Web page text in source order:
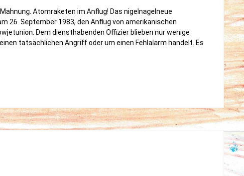
Atomraketen im Anflug! Das nigelnagelneue
26. September 1983, den Anflug von amerikanischen
Dem diensthabenden Offizier blieben nur wenige
tatsächlichen Angriff oder um einen Fehlalarm handelt. Es